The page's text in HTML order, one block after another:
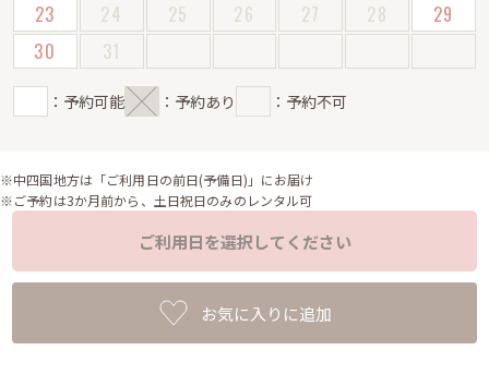
23
24 25 26 27 28
29
30
31
：予約可能 ：予約あり ：予約不可
※中四国地方は「ご利用日の前日(予備日)」にお届け
※ご予約は3か月前から、土日祝日のみのレンタル可
ご利用日を選択してください
お気に入りに追加